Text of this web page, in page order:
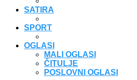
SATIRA
SPORT
OGLASI
MALI OGLASI
ČITULJE
POSLOVNI OGLASI